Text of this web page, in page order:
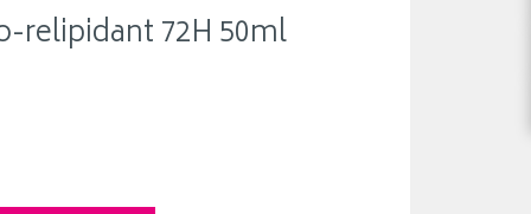
relipidant 72H 50ml